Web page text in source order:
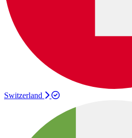
Switzerland